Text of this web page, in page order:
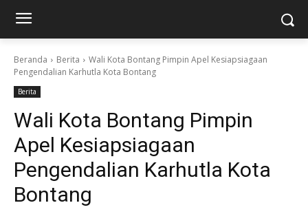
Beranda Berita
Wali Kota Bontang Pimpin Apel Kesiapsiagaan
Pengendalian Karhutla Kota Bontang
Berita
Wali Kota Bontang Pimpin
Apel Kesiapsiagaan
Pengendalian Karhutla Kota
Bontang